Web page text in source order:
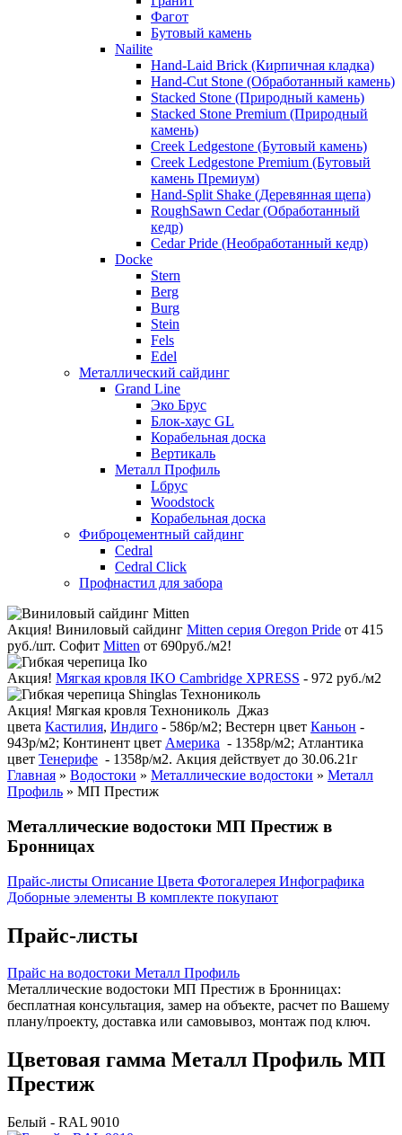
Фагот
Бутовый камень
Nailite
Hand-Laid Brick (Кирпичная кладка)
Hand-Cut Stone (Обработанный камень)
Stacked Stone (Природный камень)
Stacked Stone Premium (Природный
камень)
Creek Ledgestone (Бутовый камень)
Creek Ledgestone Premium (Бутовый
камень Премиум)
Hand-Split Shake (Деревянная щепа)
RoughSawn Cedar (Обработанный
кедр)
Cedar Pride (Необработанный кедр)
Docke
Stern
Berg
Burg
Stein
Fels
Edel
Металлический сайдинг
Grand Line
Эко Брус
Блок-хаус GL
Корабельная доска
Вертикаль
Металл Профиль
Lбрус
Woodstock
Корабельная доска
Фиброцементный сайдинг
Cedral
Cedral Click
Профнастил для забора
Акция! Виниловый сайдинг Mitten серия Oregon Pride от 415
руб./шт. Софит Mitten от 690руб./м2!
Акция! Мягкая кровля IKO Cambridge XPRESS - 972 руб./м2
Акция! Мягкая кровля Технониколь Джаз
цвета Кастилия, Индиго - 586р/м2; Вестерн цвет Каньон -
943р/м2; Континент цвет Америка - 1358р/м2; Атлантика
цвет Тенерифе - 1358р/м2. Акция действует до 30.06.21г
Главная » Водостоки » Металлические водостоки » Металл
Профиль » МП Престиж
Металлические водостоки МП Престиж в
Бронницах
Прайс-листы Описание Цвета Фотогалерея Инфографика
Доборные элементы В комплекте покупают
Прайс-листы
Прайс на водостоки Металл Профиль
Металлические водостоки МП Престиж в Бронницах:
бесплатная консультация, замер на объекте, расчет по Вашему
плану/проекту, доставка или самовывоз, монтаж под ключ.
Цветовая гамма Металл Профиль МП
Престиж
Белый - RAL 9010